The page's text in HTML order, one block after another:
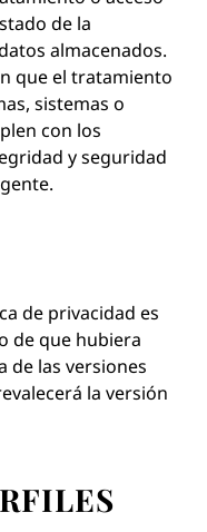
de la
almacenados.
que el tratamiento
sistemas o
con los
y seguridad
de privacidad es
de que hubiera
de las versiones
la versión